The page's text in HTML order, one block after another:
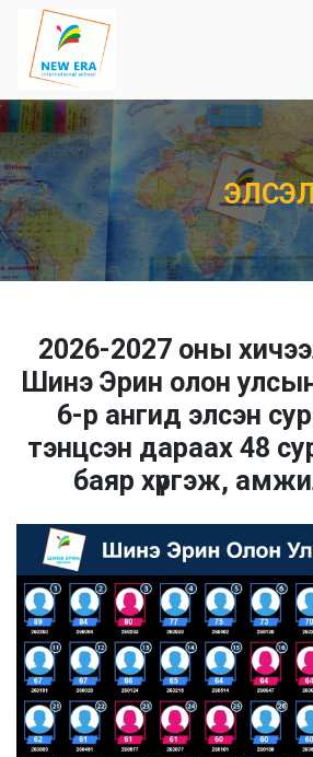
2026-2027 оны
Шинэ Эрин олон
6-р ангид элсэн
тэнцсэн дараах 48
баяр хүргэж,